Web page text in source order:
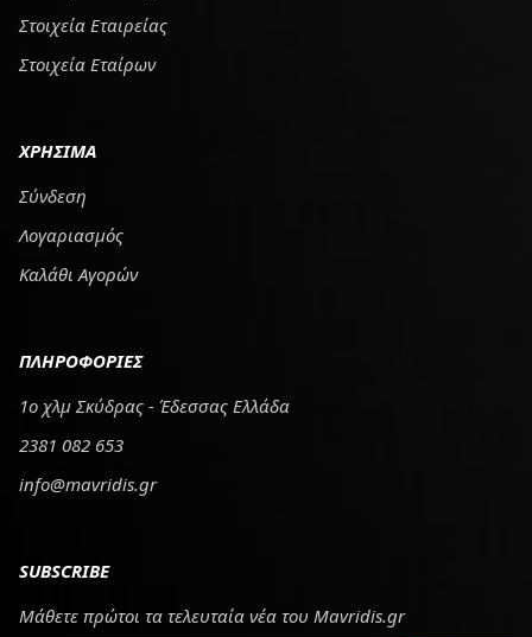
Στοιχεία Εταιρείας
Στοιχεία Εταίρων
ΧΡΗΣΙΜΑ
Σύνδεση
Λογαριασμός
Καλάθι Αγορών
ΠΛΗΡΟΦΟΡΙΕΣ
1ο χλμ Σκύδρας - Έδεσσας Ελλάδα
2381 082 653
info@mavridis.gr
SUBSCRIBE
Μάθετε πρώτοι τα τελευταία νέα του Mavridis.gr